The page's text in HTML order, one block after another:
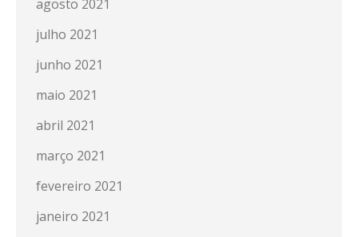
agosto 2021
julho 2021
junho 2021
maio 2021
abril 2021
março 2021
fevereiro 2021
janeiro 2021